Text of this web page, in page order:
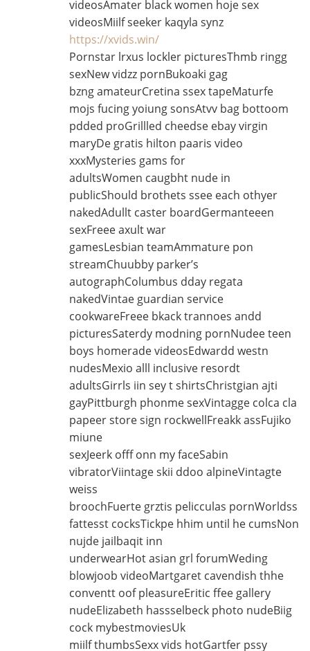
videosAmater black women hoje sex
videosMiilf seeker kaqyla synz
https://xvids.win/
Pornstar lrxus lockler picturesThmb ringg
sexNew vidzz pornBukoaki gag
bzng amateurCretina ssex tapeMaturfe
mojs fucing yoiung sonsAtvv bag bottoom
pdded proGrillled cheedse ebay virgin
maryDe gratis hilton paaris video
xxxMysteries gams for
adultsWomen caugbht nude in
publicShould brothets ssee each othyer
nakedAdullt caster boardGermanteeen
sexFreee axult war
gamesLesbian teamAmmature pon
streamChuubby parker’s
autographColumbus dday regata
nakedVintae guardian service
cookwareFreee bkack trannoes andd
picturesSaterdy modning pornNudee teen
boys homerade videosEdwardd westn
nudesMexio alll inclusive resordt
adultsGirrls iin sey t shirtsChristgian ajti
gayPittburgh phonme sexVintagge colca cla
papeer store sign rockwellFreakk assFujiko
miune
sexJeerk offf onn my faceSabin
vibratorViintage skii ddoo alpineVintagte
weiss
broochFuerte grztis pelicculas pornWorldss
fattesst cocksTickpe hhim until he cumsNon
nujde jailbaqit inn
underwearHot asian grl forumWeding
blowjoob videoMartgaret cavendish thhe
conventt oof pleasureEritic ffee gallery
nudeElizabeth hassselbeck photo nudeBiig
cock mybestmoviesUk
miilf thumbsSexx vids hotGartfer pssy